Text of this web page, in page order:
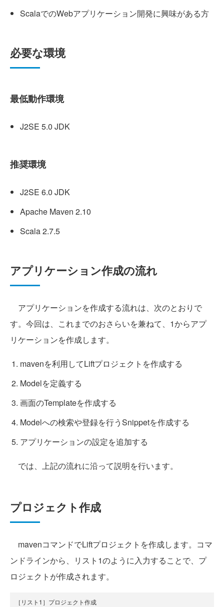
ScalaでのWebアプリケーション開発に興味がある方
必要な環境
最低動作環境
J2SE 5.0 JDK
推奨環境
J2SE 6.0 JDK
Apache Maven 2.10
Scala 2.7.5
アプリケーション作成の流れ
アプリケーションを作成する流れは、次のとおりで
す。今回は、これまでのおさらいを兼ねて、1からアプ
リケーションを作成します。
mavenを利用してLiftプロジェクトを作成する
Modelを定義する
画面のTemplateを作成する
Modelへの検索や登録を行うSnippetを作成する
アプリケーションの設定を追加する
では、上記の流れに沿って説明を行います。
プロジェクト作成
mavenコマンドでLiftプロジェクトを作成します。コマ
ンドラインから、リスト1のように入力することで、プ
ロジェクトが作成されます。
［リスト1］プロジェクト作成